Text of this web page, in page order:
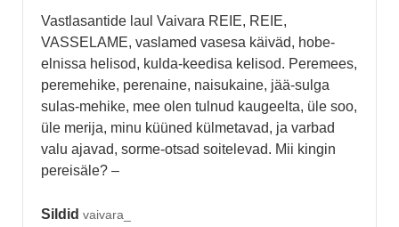
Vastlasantide laul Vaivara REIE, REIE,
VASSELAME, vaslamed vasesa käiväd, hobe-
elnissa helisod, kulda-keedisa kelisod. Peremees,
peremehike, perenaine, naisukaine, jää-sulga
sulas-mehike, mee olen tulnud kaugeelta, üle soo,
üle merija, minu küüned külmetavad, ja varbad
valu ajavad, sorme-otsad soitelevad. Mii kingin
pereisäle? –
Sildid vaivara_